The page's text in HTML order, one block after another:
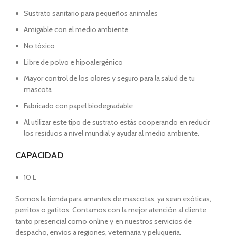
Sustrato sanitario para pequeños animales
Amigable con el medio ambiente
No tóxico
Libre de polvo e hipoalergénico
Mayor control de los olores y seguro para la salud de tu
mascota
Fabricado con papel biodegradable
Al utilizar este tipo de sustrato estás cooperando en reducir
los residuos a nivel mundial y ayudar al medio ambiente.
CAPACIDAD
10 L
Somos la tienda para amantes de mascotas, ya sean exóticas,
perritos o gatitos. Contamos con la mejor atención al cliente
tanto presencial como online y en nuestros servicios de
despacho, envíos a regiones, veterinaria y peluquería.